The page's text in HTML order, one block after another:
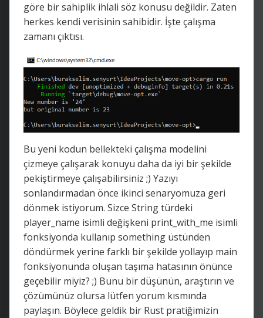
göre bir sahiplik ihlali söz konusu değildir. Zaten
herkes kendi verisinin sahibidir. İşte çalışma
zamanı çıktısı.
Bu yeni kodun bellekteki çalışma modelini
çizmeye çalışarak konuyu daha da iyi bir şekilde
pekiştirmeye çalışabilirsiniz ;) Yazıyı
sonlandırmadan önce ikinci senaryomuza geri
dönmek istiyorum. Sizce String türdeki
player_name isimli değişkeni print_with_me isimli
fonksiyonda kullanıp something üstünden
döndürmek yerine farklı bir şekilde yollayıp main
fonksiyonunda oluşan taşıma hatasının önünce
geçebilir miyiz? ;) Bunu bir düşünün, araştırın ve
çözümünüz olursa lütfen yorum kısmında
paylaşın. Böylece geldik bir Rust pratiğimizin